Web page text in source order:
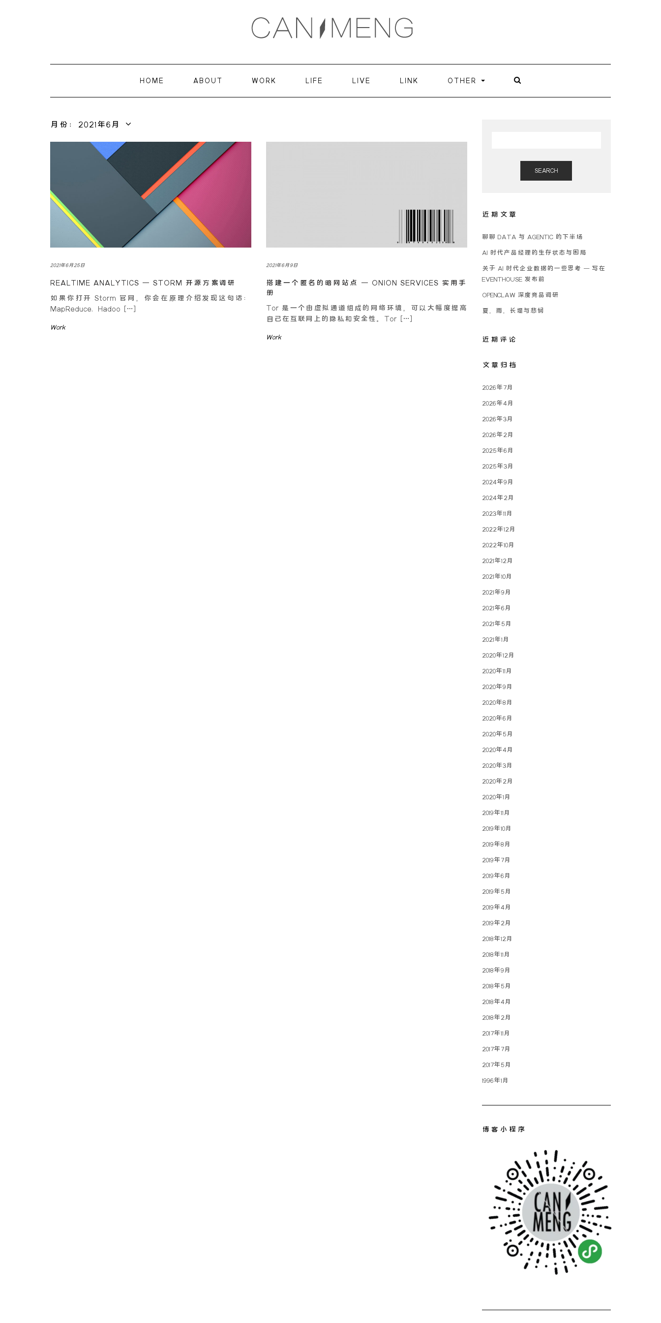
HOME ABOUT WORK LIFE LIVE LINK OTHER
月份：2021年6月
2021年6月25日
REALTIME ANALYTICS – STORM 开源方案调研
如果你打开 Storm 官网，你会在原理介绍发现这句话：
MapReduce, Hadoo […]
Work
2021年6月9日
搭建一个匿名的暗网站点 – ONION SERVICES 实用手
册
Tor 是一个由虚拟通道组成的网络环境，可以大幅度提高
自己在互联网上的隐私和安全性。Tor […]
Work
SEARCH
近期文章
聊聊 DATA 与 AGENTIC 的下半场
AI 时代产品经理的生存状态与困局
关于 AI 时代企业数据的一些思考 – 写在
EVENTHOUSE 发布前
OPENCLAW 深度竞品调研
夏，雨，长堤与悲悯
近期评论
文章归档
2026年7月
2026年4月
2026年3月
2026年2月
2025年6月
2025年3月
2024年9月
2024年2月
2023年11月
2022年12月
2022年10月
2021年12月
2021年10月
2021年9月
2021年6月
2021年5月
2021年1月
2020年12月
2020年11月
2020年9月
2020年8月
2020年6月
2020年5月
2020年4月
2020年3月
2020年2月
2020年1月
2019年11月
2019年10月
2019年8月
2019年7月
2019年6月
2019年5月
2019年4月
2019年2月
2018年12月
2018年11月
2018年9月
2018年5月
2018年4月
2018年2月
2017年11月
2017年7月
2017年5月
1996年1月
博客小程序